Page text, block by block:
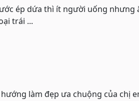
ép dứa thì ít người uống nhưng
trái ...
làm đẹp ưa chuộng của chị